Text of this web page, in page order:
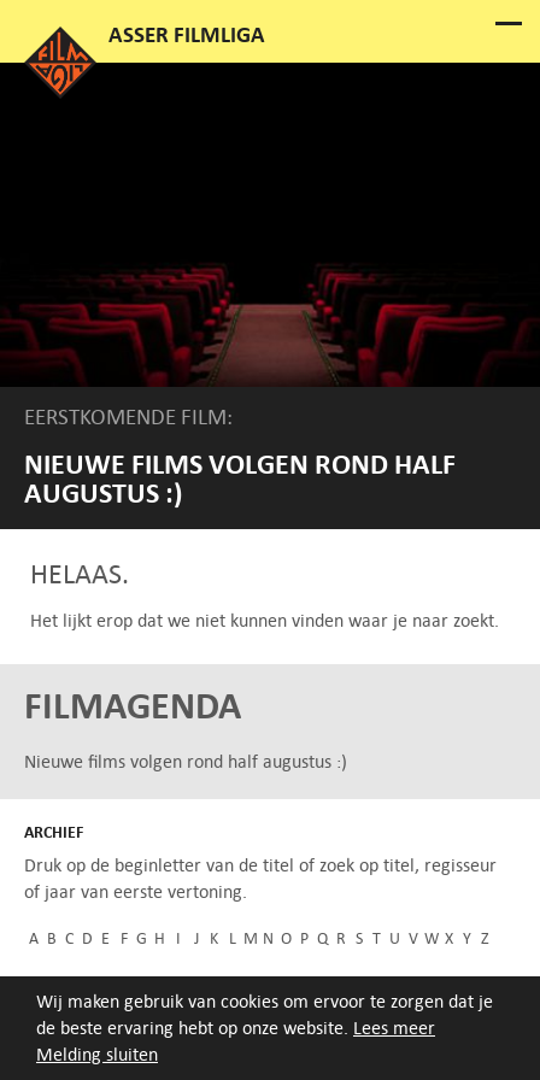
Melding sluiten
Wij maken gebruik van cookies om ervoor te zorgen dat je
de beste ervaring hebt op onze website. Lees meer
EERSTKOMENDE FILM:
NIEUWE FILMS VOLGEN ROND HALF
AUGUSTUS :)
HELAAS.
Het lijkt erop dat we niet kunnen vinden waar je naar zoekt.
FILMAGENDA
Nieuwe films volgen rond half augustus :)
ARCHIEF
Druk op de beginletter van de titel of zoek op titel, regisseur
of jaar van eerste vertoning.
A B C D E F G H I J K L M N O P Q R S T U V W X Y Z